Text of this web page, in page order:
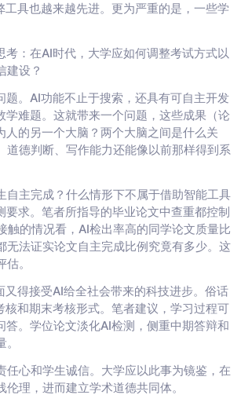
具也越来越先进。更为严重的是，一些学
：在AI时代，大学应如何调整考试方式以
建设？
。AI功能不止于搜索，还具有可自主开发
难题。这就带来一个问题，这些成果（论
的另一个大脑？两个大脑之间是什么关
德判断、写作能力还能像以前那样得到系
主完成？什么情形下不属于借助智能工具
求。笔者所指导的毕业论文中查重都控制
的情况看，AI检出率高的同学论文质量比
法证实论文自主完成比例究竟有多少。这
。
得接受AI给全社会带来的科技进步。俗话
和期末考核形式。笔者建议，学习过程可
。学位论文淡化AI检测，侧重中期答辩和
心和学生诚信。大学应以此事为镜鉴，在
理，进而建立学术道德共同体。